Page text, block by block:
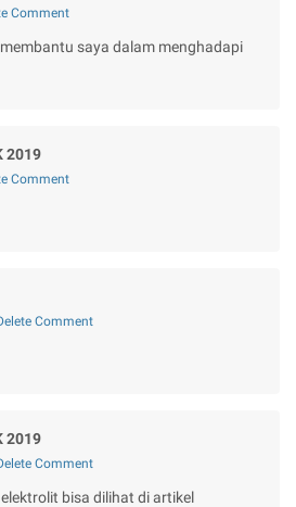
Comment
saya dalam menghadapi
2019
Comment
Comment
2019
Comment
bisa dilihat di artikel